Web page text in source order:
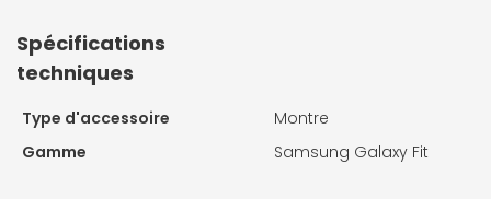
Spécifications
techniques
Type d'accessoire
Montre
Gamme
Samsung Galaxy Fit